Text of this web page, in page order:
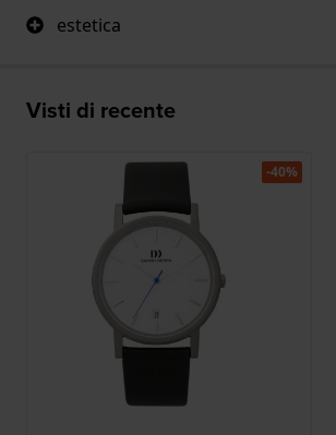
estetica
Visti di recente
-40%